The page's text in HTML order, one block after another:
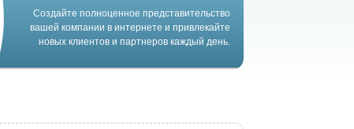
Создайте полноценное представительство
вашей компании в интернете и привлекайте
новых клиентов и партнеров каждый день.